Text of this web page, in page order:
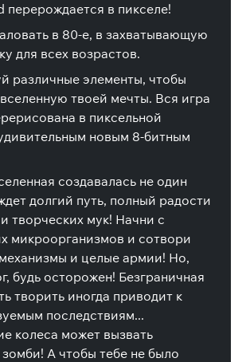
перерождается в пикселе!
в 80-е, в захватывающую
для всех возрастов.
различные элементы, чтобы
твоей мечты. Вся игра
в пиксельной
новым 8-битным
создавалась не один
долгий путь, полный радости
творческих мук! Начни с
микроорганизмов и сотвори
и целые армии! Но,
будь осторожен! Безграничная
творить иногда приводит к
последствиям...
колеса может вызвать
А чтобы тебе не было